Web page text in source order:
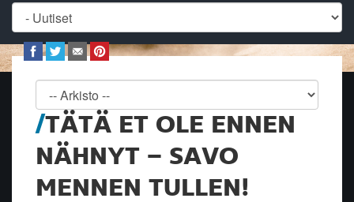
TÄTÄ ET OLE ENNEN
NÄHNYT – SAVO
MENNEN TULLEN!